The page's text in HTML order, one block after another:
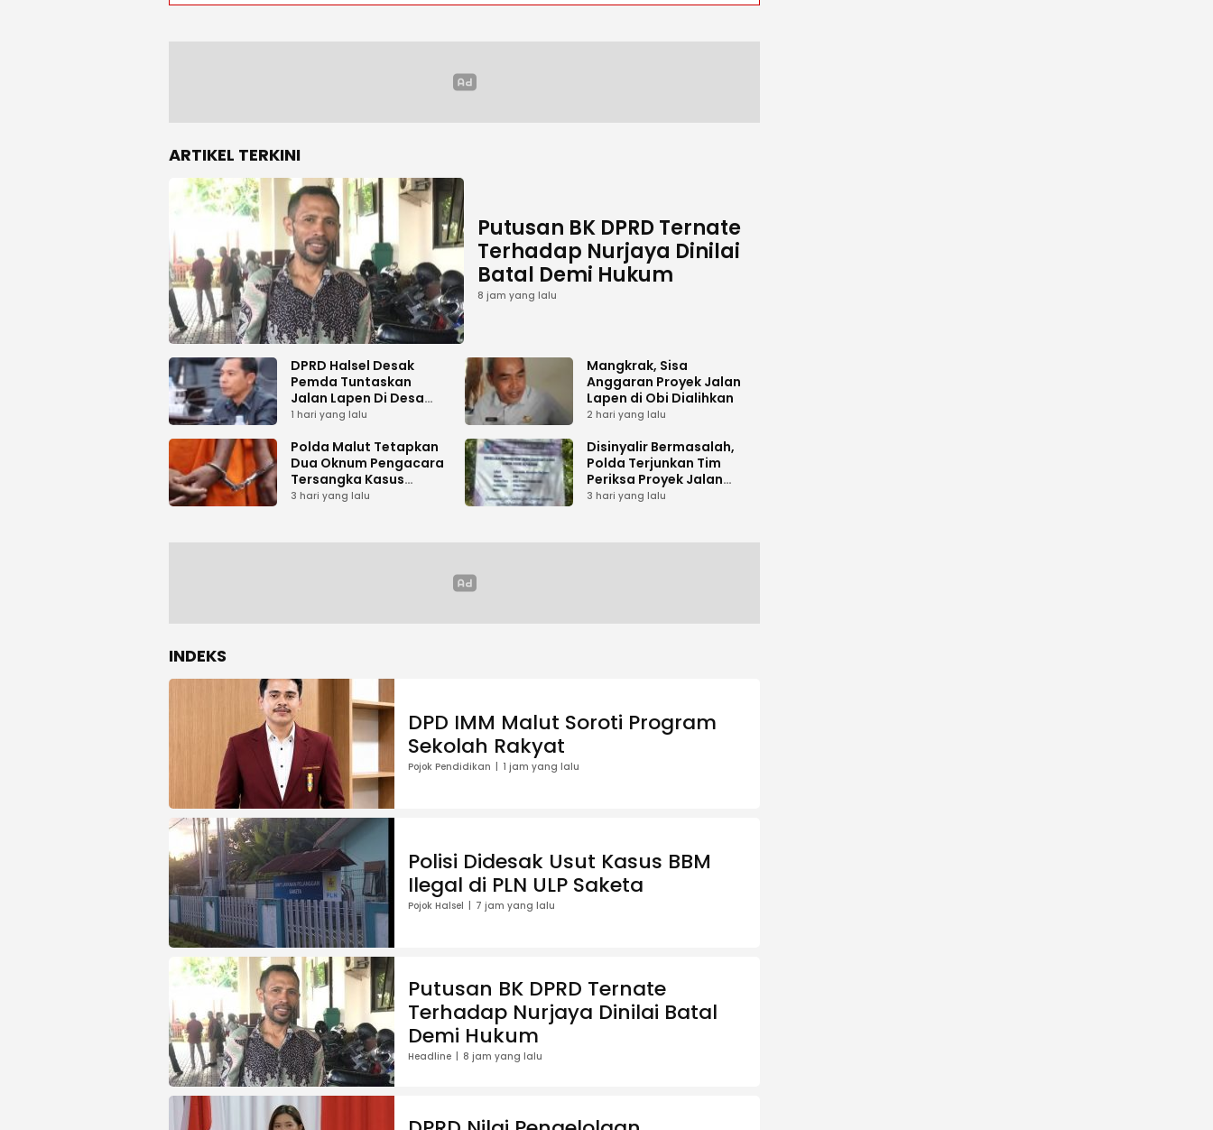
ARTIKEL TERKINI
Putusan BK DPRD Ternate
Terhadap Nurjaya Dinilai
Batal Demi Hukum
8 jam yang lalu
DPRD Halsel Desak
Pemda Tuntaskan
Jalan Lapen Di Desa
Sambiki
1 hari yang lalu
Mangkrak, Sisa
Anggaran Proyek Jalan
Lapen di Obi Dialihkan
2 hari yang lalu
Polda Malut Tetapkan
Dua Oknum Pengacara
Tersangka Kasus
Pemalsuan Dokumen
3 hari yang lalu
Disinyalir Bermasalah,
Polda Terjunkan Tim
Periksa Proyek Jalan
Tani di Galala
3 hari yang lalu
INDEKS
DPD IMM Malut Soroti Program
Sekolah Rakyat
Pojok Pendidikan 1 jam yang lalu
Polisi Didesak Usut Kasus BBM
Ilegal di PLN ULP Saketa
Pojok Halsel 7 jam yang lalu
Putusan BK DPRD Ternate
Terhadap Nurjaya Dinilai Batal
Demi Hukum
Headline 8 jam yang lalu